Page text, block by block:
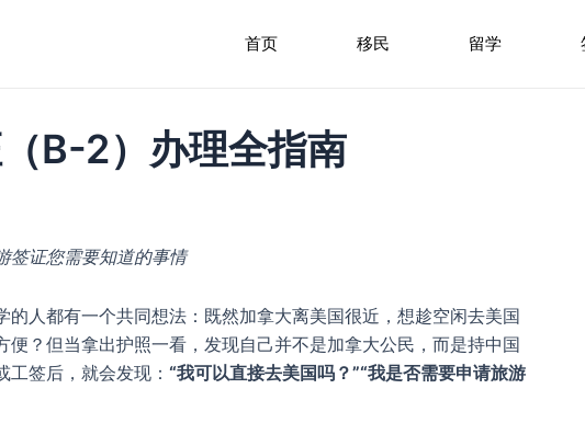
首页 移民 留学
B-2）办理全指南
证您需要知道的事情
的人都有一个共同想法：既然加拿大离美国很近，想趁空闲去美国
便？但当拿出护照一看，发现自己并不是加拿大公民，而是持中国
签后，就会发现： “我可以直接去美国吗？”“我是否需要申请旅游